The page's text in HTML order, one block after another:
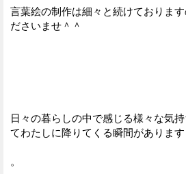
言葉絵の制作は細々と続けておりま
ださいませ＾＾
日々の暮らしの中で感じる様々な気
てわたしに降りてくる瞬間があります
。